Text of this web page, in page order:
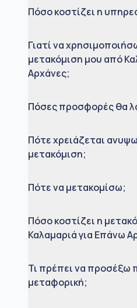
Πόσο κοστίζει η
Γιατί να
μετακόμιση μου από
Αρχάνες;
Πόσες προσφορές θα
Πότε χρειάζεται
μετακόμιση;
Πότε να μετακομίσω;
Πόσο κοστίζει η
Καλαμαριά για Επάνω
Τι πρέπει να προσέξω
μεταφορική;